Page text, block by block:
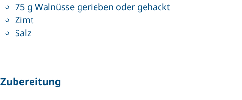
75 g Walnüsse gerieben oder gehackt
Zimt
Salz
Zubereitung